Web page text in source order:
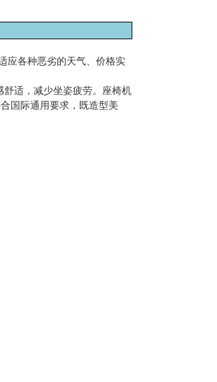
应各种恶劣的天气、价格实
适，减少坐姿疲劳。座椅机
国际通用要求，既造型美